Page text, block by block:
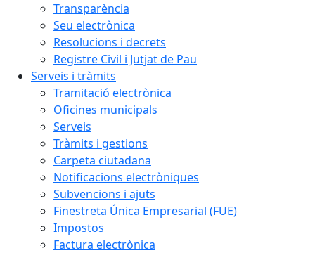
Transparència
Seu electrònica
Resolucions i decrets
Registre Civil i Jutjat de Pau
Serveis i tràmits
Tramitació electrònica
Oficines municipals
Serveis
Tràmits i gestions
Carpeta ciutadana
Notificacions electròniques
Subvencions i ajuts
Finestreta Única Empresarial (FUE)
Impostos
Factura electrònica